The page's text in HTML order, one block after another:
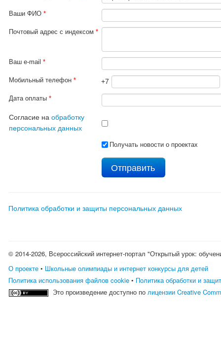
Ваши ФИО*
Почтовый адрес с индексом*
Ваш e-mail*
Мобильный телефон* +7
Дата оплаты*
Согласие наобработку
персональных данных
Получать новости о проектах
Политика обработки и защиты персональных данных
© 2014-2026, Всероссийский интернет-портал "Открытый урок:
О проекте • Школьные олимпиады и интернет конкурсы для детей
Политика использования файлов cookie • Политика обработки и
Это произведение доступно полицензии Creative